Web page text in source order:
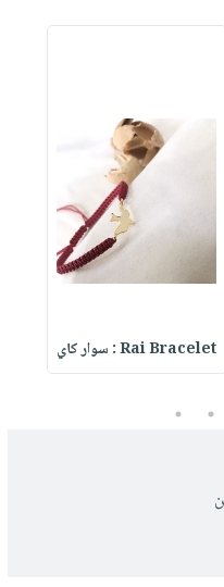
Rai Bracelet : سوار كاي
4
5